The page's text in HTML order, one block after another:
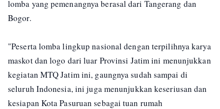
lomba yang pemenangnya berasal dari Tangerang dan
Bogor.
"Peserta lomba lingkup nasional dengan terpilihnya karya
maskot dan logo dari luar Provinsi Jatim ini menunjukkan
kegiatan MTQ Jatim ini, gaungnya sudah sampai di
seluruh Indonesia, ini juga menunjukkan keseriusan dan
kesiapan Kota Pasuruan sebagai tuan rumah